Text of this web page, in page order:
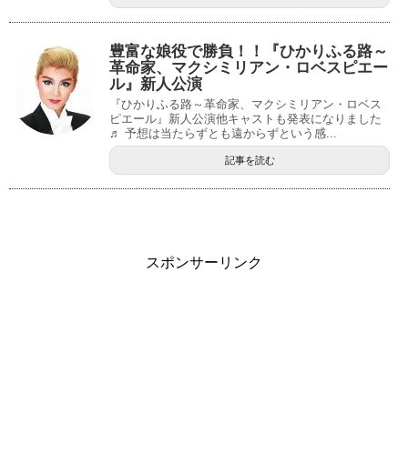
豊富な娘役で勝負！！『ひかりふる路～
革命家、マクシミリアン・ロベスピエー
ル』新人公演
『ひかりふる路～革命家、マクシミリアン・ロベス
ピエール』新人公演他キャストも発表になりました
♬ 予想は当たらずとも遠からずという感...
記事を読む
スポンサーリンク